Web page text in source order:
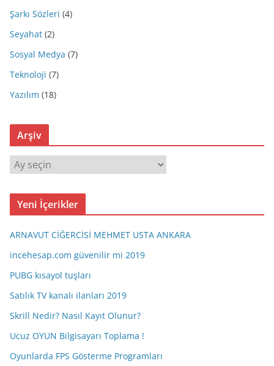
Şarkı Sözleri (4)
Seyahat (2)
Sosyal Medya (7)
Teknoloji (7)
Yazılım (18)
Arşiv
r
ş
Yeni İçerikler
ARNAVUT CİĞERCİSİ MEHMET USTA ANKARA
incehesap.com güvenilir mi 2019
PUBG kısayol tuşları
Satılık TV kanalı ilanları 2019
Skrill Nedir? Nasıl Kayıt Olunur?
Ucuz OYUN Bilgisayarı Toplama !
Oyunlarda FPS Gösterme Programları